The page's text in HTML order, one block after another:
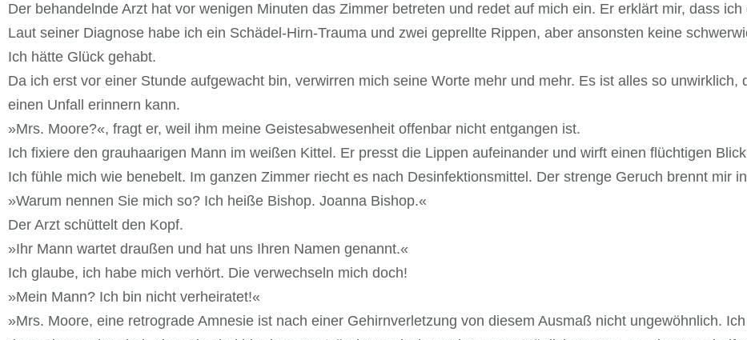
Der behandelnde Arzt hat vor wenigen Minuten das Zimmer betreten und redet auf mich ein. Er erklärt mir, dass
Laut seiner Diagnose habe ich ein Schädel-Hirn-Trauma und zwei geprellte Rippen, aber ansonsten keine
Ich hätte Glück gehabt.
Da ich erst vor einer Stunde aufgewacht bin, verwirren mich seine Worte mehr und mehr. Es ist alles so unwirklich,
einen Unfall erinnern kann.
»Mrs. Moore?«, fragt er, weil ihm meine Geistesabwesenheit offenbar nicht entgangen ist.
Ich fixiere den grauhaarigen Mann im weißen Kittel. Er presst die Lippen aufeinander und wirft einen flüchtigen
Ich fühle mich wie benebelt. Im ganzen Zimmer riecht es nach Desinfektionsmittel. Der strenge Geruch brennt mir
»Warum nennen Sie mich so? Ich heiße Bishop. Joanna Bishop.«
Der Arzt schüttelt den Kopf.
»Ihr Mann wartet draußen und hat uns Ihren Namen genannt.«
Ich glaube, ich habe mich verhört. Die verwechseln mich doch!
»Mein Mann? Ich bin nicht verheiratet!«
»Mrs. Moore, eine retrograde Amnesie ist nach einer Gehirnverletzung von diesem Ausmaß nicht ungewöhnlich.